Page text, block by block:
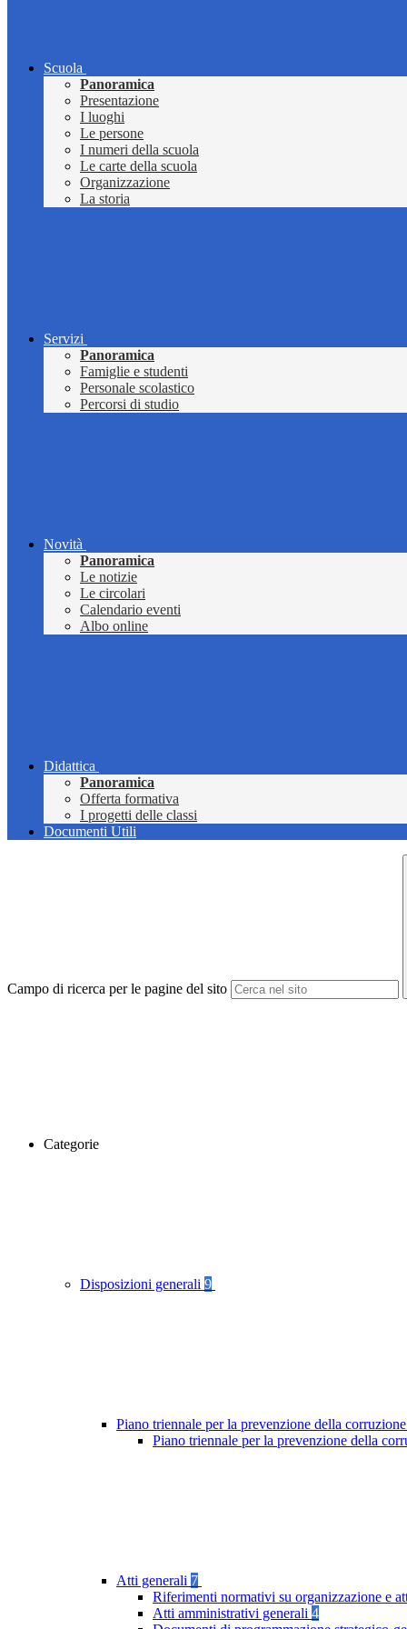
Scuola
Panoramica
Presentazione
I luoghi
Le persone
I numeri della scuola
Le carte della scuola
Organizzazione
La storia
Servizi
Panoramica
Famiglie e studenti
Personale scolastico
Percorsi di studio
Novità
Panoramica
Le notizie
Le circolari
Calendario eventi
Albo online
Didattica
Panoramica
Offerta formativa
I progetti delle classi
Documenti Utili
Campo di ricerca per le pagine del sito
Categorie
Disposizioni generali 9
Piano triennale per la prevenzione della
Piano triennale per la prevenzione della
Atti generali 7
Riferimenti normativi su organizzazione e
Atti amministrativi generali 4